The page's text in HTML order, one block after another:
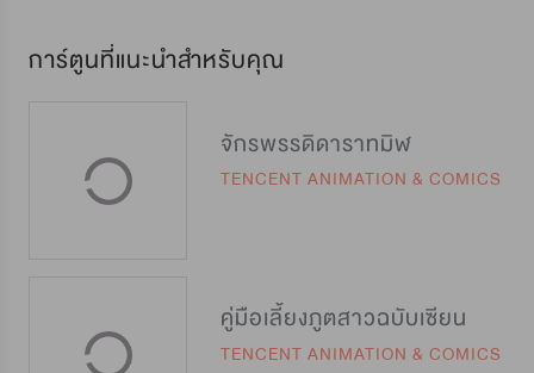
การ์ตูนที่แนะนำสำหรับคุณ
จักรพรรดิดาราทมิฬ
TENCENT ANIMATION & COMICS
คู่มือเลี้ยงภูตสาวฉบับเซียน
TENCENT ANIMATION & COMICS